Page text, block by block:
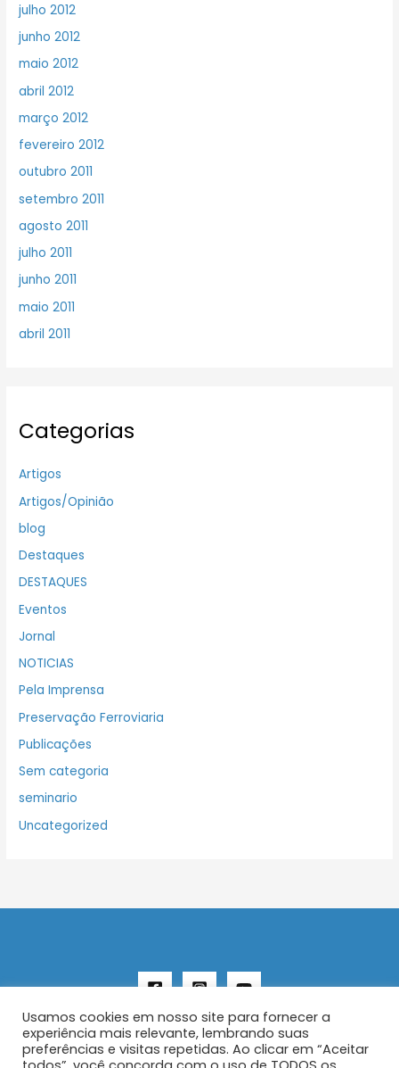
julho 2012
junho 2012
maio 2012
abril 2012
março 2012
fevereiro 2012
outubro 2011
setembro 2011
agosto 2011
julho 2011
junho 2011
maio 2011
abril 2011
Categorias
Artigos
Artigos/Opinião
blog
Destaques
DESTAQUES
Eventos
Jornal
NOTICIAS
Pela Imprensa
Preservação Ferroviaria
Publicações
Sem categoria
seminario
Uncategorized
Usamos cookies em nosso site para fornecer a
experiência mais relevante, lembrando suas
preferências e visitas repetidas. Ao clicar em “Aceitar